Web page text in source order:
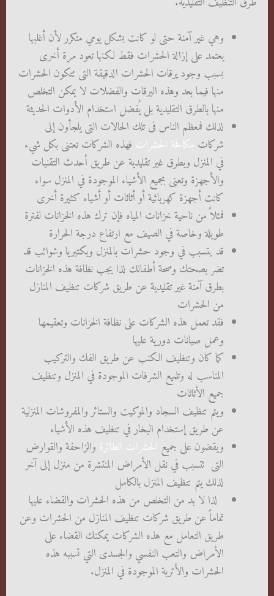
وهي غير آمنة حتى لو كانت بشكل يومي متكرر لأن أغلبها
يعتمد على إزالة الحشرات فقط لكنها تعود مرة أخرى
بسبب وجود يرقات الحشرات الدقيقة التى تتكون الحشرات
منها فيما بعد وهذه اليرقات والفضلات لا يمكن التخلص
منها بالطرق التقليدية بل يُفضل استخدام الأدوات الحديثة
لذلك فمعظم الناس فى تلك الحالات التى يلجأون إلى
شركات مكافحة الحشرات فهذه الشركات تعتنى بكل شيء
في المنزل وبطرق غير تقليدية عن طريق أحدث التقنيات
والأجهزة وتعنى بجميع الأشياء الموجودة في المنزل سواء
كانت أجهزة كهربائية أو أثاثات أو أشياء كثيرة أخرى
فمثلاً من ناحية خزانات المياه فإن ترك هذه الخزانات لفترة
طويلة وخاصة في الصيف مع ارتفاع درجة الحرارة
قد يتسبب في وجود حشرات بالمنزل وبكتيريا وشوائب قد
تضر بصحتك وصحة أطفالك لذا يجب نظافة هذه الخزانات
بطرق آمنة غير تقليدية عن طريق شركات تنظيف المنازل
من الحشرات
فقد تعمل هذه الشركات على نظافة الخزانات وتعقيمها
وعمل صيانات دورية عليها
كما كان وتنظيف الكنب عن طريق الفك والتركيب
المناسب له وتلميع الشرفات الموجودة في المنزل وتنظيف
جميع الأثاثات
ويتم تنظيف السجاد والموكيت والستائر والمفروشات المنزلية
عن طريق إستخدام البخار في تنظيف هذه الأشياء
ويقضون على جميع الحشرات الطائرة والزاحفة والقوارض
التى تتسبب في نقل الأمراض المنتشرة من منزل إلى آخر
لذلك يتم تنظيف المنزل بالكامل
لذا لا بد من التخلص من هذه الحشرات والقضاء عليها
تماماً عن طريق شركات تنظيف المنازل من الحشرات وعن
طريق التعامل مع هذه الشركات يمكنك القضاء على
الأمراض والتعب النفسي والجسدى التي تسببه هذه
الحشرات والأتربة الموجودة في المنزل.